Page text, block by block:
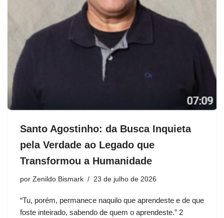
Santo Agostinho: da Busca Inquieta
pela Verdade ao Legado que
Transformou a Humanidade
por Zenildo Bismark 23 de julho de 2026
“Tu, porém, permanece naquilo que aprendeste e de que
foste inteirado, sabendo de quem o aprendeste.” 2